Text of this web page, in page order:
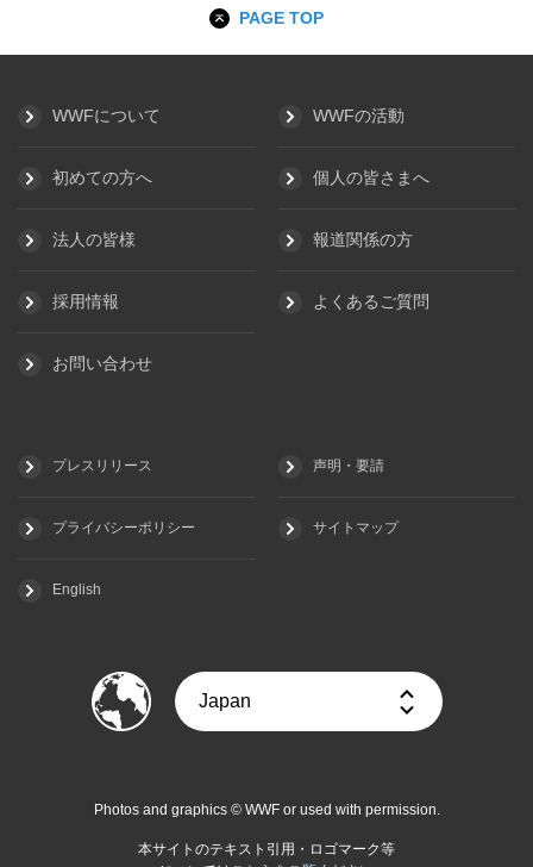
PAGE TOP
WWFについて WWFの活動
初めての方へ 個人の皆さまへ
法人の皆様 報道関係の方
採用情報 よくあるご質問
お問い合わせ
プレスリリース 声明・要請
プライバシーポリシー サイトマップ
English
Photos and graphics © WWF or used with permission.
本サイトのテキスト引用・ロゴマーク等